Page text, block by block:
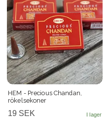
HEM - Precious Chandan,
rökelsekoner
19 SEK